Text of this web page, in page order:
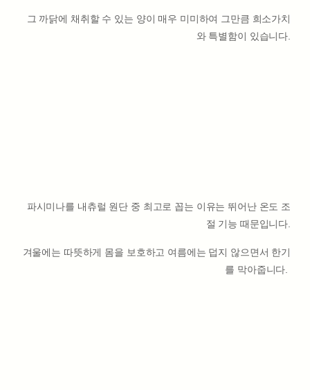
그 까닭에 채취할 수 있는 양이 매우 미미하여 그만큼 희소가치
와 특별함이 있습니다.
파시미나를 내츄럴 원단 중 최고로 꼽는 이유는 뛰어난 온도 조
절 기능 때문입니다.
겨울에는 따뜻하게 몸을 보호하고 여름에는 덥지 않으면서 한기
를 막아줍니다.